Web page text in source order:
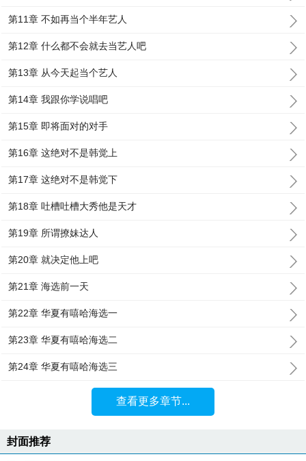
第11章 不如再当个半年艺人
第12章 什么都不会就去当艺人吧
第13章 从今天起当个艺人
第14章 我跟你学说唱吧
第15章 即将面对的对手
第16章 这绝对不是韩觉上
第17章 这绝对不是韩觉下
第18章 吐槽吐槽大秀他是天才
第19章 所谓撩妹达人
第20章 就决定他上吧
第21章 海选前一天
第22章 华夏有嘻哈海选一
第23章 华夏有嘻哈海选二
第24章 华夏有嘻哈海选三
查看更多章节...
封面推荐